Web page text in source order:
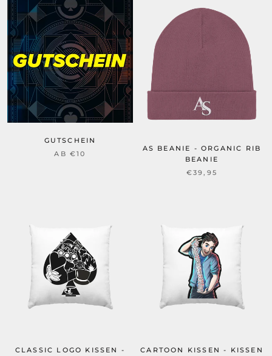
GUTSCHEIN
AB €10
AS BEANIE - ORGANIC RIB
BEANIE
€39,95
CLASSIC LOGO KISSEN -
CARTOON KISSEN - KISSEN